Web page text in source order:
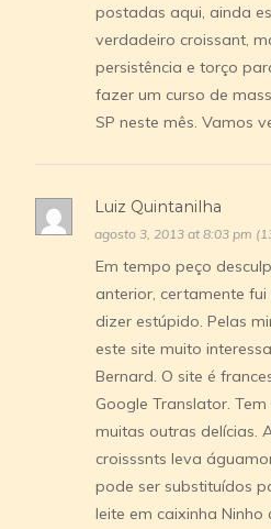
postadas aqui, ainda
verdadeiro croissant,
persistência e torço
fazer um curso de
SP neste mês. Vamos
Luiz Quintanilha
agosto 3, 2013 at 8:03 pm
Em tempo peço
anterior, certamente
dizer estúpido. Pelas
este site muito
Bernard. O site é
Google Translator.
muitas outras delícias.
croisssnts leva
pode ser substituídos
leite em caixinha